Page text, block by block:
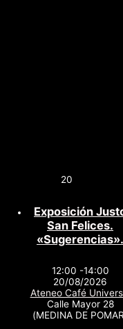
20
Exposición
San Felices.
«Sugerencias».
12:00 -14:00
20/08/2026
Ateneo Café
Calle Mayor 28
(MEDINA DE